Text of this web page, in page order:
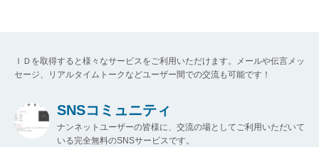
ＩＤを取得すると様々なサービスをご利用いただけます。メールや伝言メッ
セージ、リアルタイムトークなどユーザー間での交流も可能です！
SNSコミュニティ
ナンネットユーザーの皆様に、交流の場としてご利用いただいて
いる完全無料のSNSサービスです。